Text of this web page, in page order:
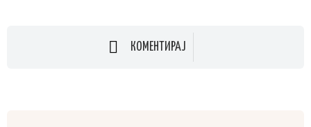
КОМЕНТИРАЈ